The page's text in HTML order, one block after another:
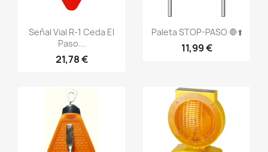
visibilityVistazo rápido
Señal Vial R-1 Ceda El
Paso...
21,78 €
visibilityVistazo rápido
Paleta STOP-PASO 🛑⬆️
11,99 €